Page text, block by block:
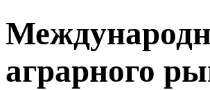
аграрного